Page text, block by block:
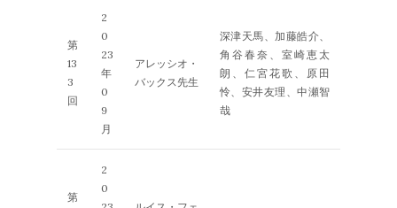
第
13
3
回
2
0
23
年
0
9
月
アレッシオ・
バックス先生
深津天馬、加藤皓介、
角谷春奈、室崎恵太
朗、仁宮花歌、原田
怜、安井友理、中瀬智
哉
第
2
0